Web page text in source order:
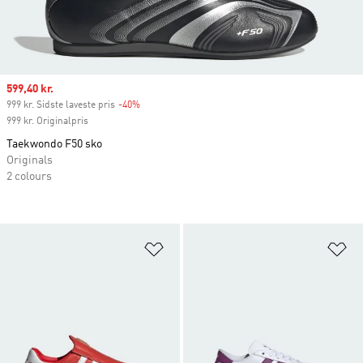
Sale price
599,40 kr.
999 kr. Sidste laveste pris -40%
999 kr. Originalpris
Taekwondo F50 sko
Originals
2 colours